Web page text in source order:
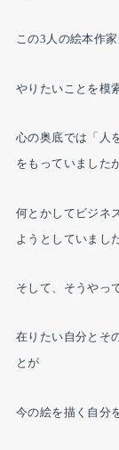
この3人の絵本作
やりたいことを模
心の奥底では「人
をもっていました
何とかしてビジネ
ようとしていまし
そして、そうやっ
在りたい自分とそ
とが
今の絵を描く自分